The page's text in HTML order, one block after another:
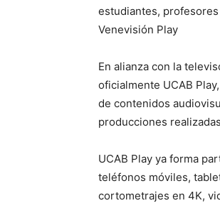
estudiantes, profesores
Venevisión Play
En alianza con la
oficialmente UCAB
de contenidos
producciones
UCAB Play ya forma
teléfonos móviles,
cortometrajes en 4K,